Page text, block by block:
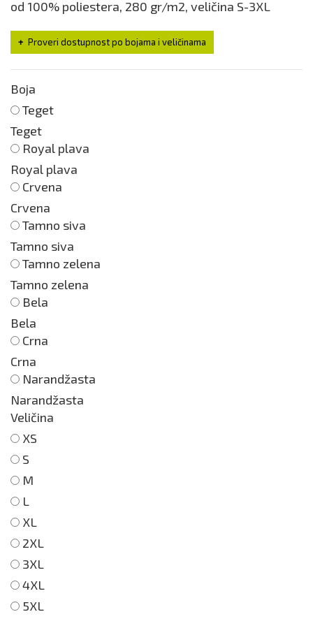
od 100% poliestera, 280 gr/m2, veličina S-3XL
Proveri dostupnost po bojama i veličinama
Boja
Teget
Teget
Royal plava
Royal plava
Crvena
Crvena
Tamno siva
Tamno siva
Tamno zelena
Tamno zelena
Bela
Bela
Crna
Crna
Narandžasta
Narandžasta
Veličina
XS
S
M
L
XL
2XL
3XL
4XL
5XL